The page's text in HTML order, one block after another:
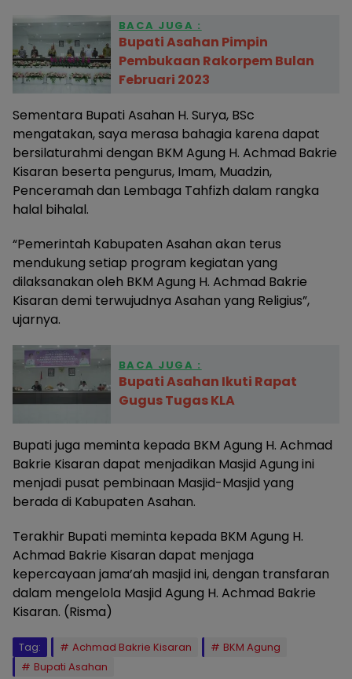
BACA JUGA :
Bupati Asahan Pimpin
Pembukaan Rakorpem Bulan
Februari 2023
Sementara Bupati Asahan H. Surya, BSc
mengatakan, saya merasa bahagia karena dapat
bersilaturahmi dengan BKM Agung H. Achmad Bakrie
Kisaran beserta pengurus, Imam, Muadzin,
Penceramah dan Lembaga Tahfizh dalam rangka
halal bihalal.
“Pemerintah Kabupaten Asahan akan terus
mendukung setiap program kegiatan yang
dilaksanakan oleh BKM Agung H. Achmad Bakrie
Kisaran demi terwujudnya Asahan yang Religius”,
ujarnya.
BACA JUGA :
Bupati Asahan Ikuti Rapat
Gugus Tugas KLA
Bupati juga meminta kepada BKM Agung H. Achmad
Bakrie Kisaran dapat menjadikan Masjid Agung ini
menjadi pusat pembinaan Masjid-Masjid yang
berada di Kabupaten Asahan.
Terakhir Bupati meminta kepada BKM Agung H.
Achmad Bakrie Kisaran dapat menjaga
kepercayaan jama’ah masjid ini, dengan transfaran
dalam mengelola Masjid Agung H. Achmad Bakrie
Kisaran. (Risma)
Tag: Achmad Bakrie Kisaran
BKM Agung
Bupati Asahan